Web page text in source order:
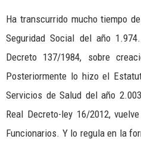
Ha transcurrido mucho tiempo
Seguridad Social del año
Decreto 137/1984, sobre
Posteriormente lo hizo el
Servicios de Salud del año
Real Decreto-ley 16/2012,
Funcionarios. Y lo regula en la